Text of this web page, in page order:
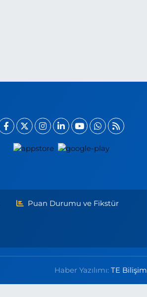
Puan Durumu ve Fikstür
Haber Yazılımı:TE Bilişim